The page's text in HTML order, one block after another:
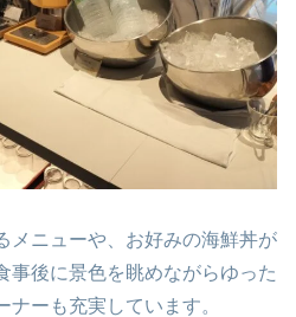
メニューや、お好みの海鮮丼が
事後に景色を眺めながらゆった
ナーも充実しています。